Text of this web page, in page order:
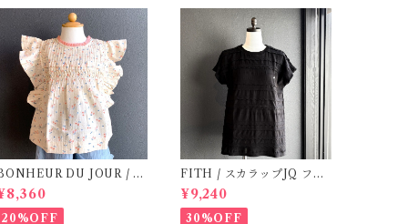
DU JOUR / T
BlOUSE (Rose
20%OFF
FITH / スカラップJQ フレ
ンチスリーブTシャツ (Blac
k) / Size 1・2
¥9,240
30%OFF